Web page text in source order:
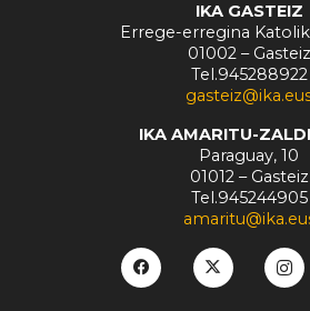
IKA GASTEIZ
Errege-erregina
01002 – Gasteiz
Tel.945288922
IKA AMARITU-
Paraguay, 10
01012 – Gasteiz
Tel.945244905